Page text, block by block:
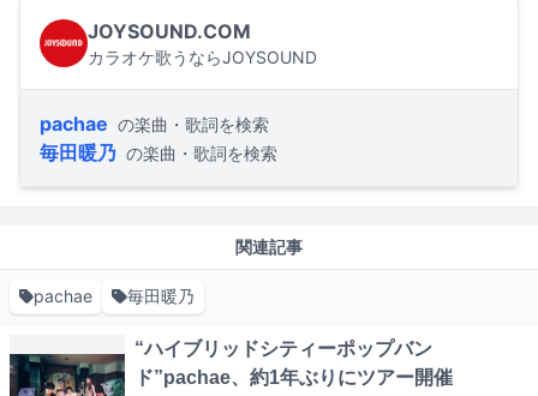
JOYSOUND.COM
カラオケ歌うならJOYSOUND
pachae の楽曲・歌詞を検索
毎田暖乃 の楽曲・歌詞を検索
関連記事
pachae 毎田暖乃
“ハイブリッドシティーポップバン
ド”pachae、約1年ぶりにツアー開催